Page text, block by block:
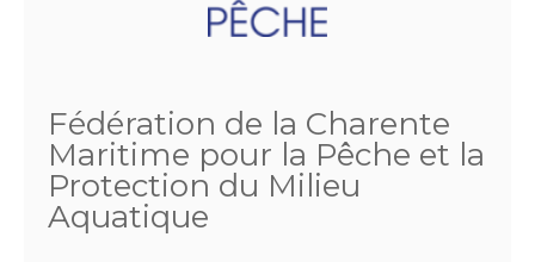
Fédération de la Charente
Maritime pour la Pêche et la
Protection du Milieu
Aquatique